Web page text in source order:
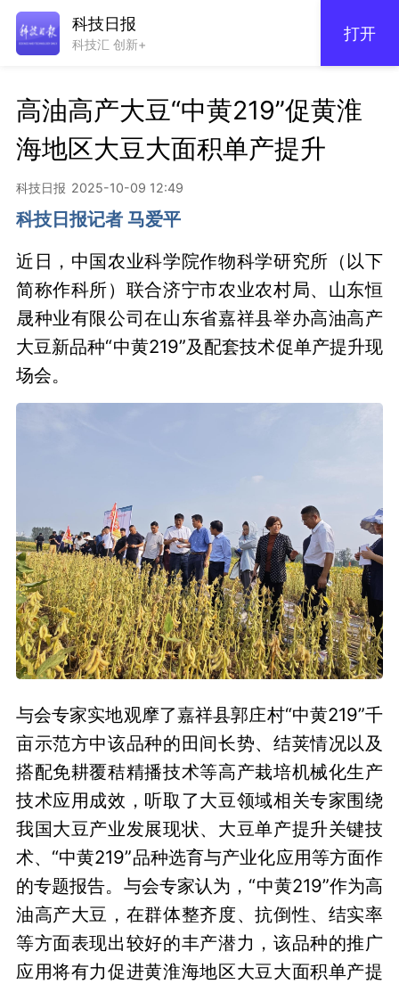
科技日报
科技汇 创新+
打开
高油高产大豆“中黄219”促黄淮
海地区大豆大面积单产提升
科技日报 2025-10-09 12:49
科技日报记者 马爱平
近日，中国农业科学院作物科学研究所（以下
简称作科所）联合济宁市农业农村局、山东恒
晟种业有限公司在山东省嘉祥县举办高油高产
大豆新品种“中黄219”及配套技术促单产提升现
场会。
与会专家实地观摩了嘉祥县郭庄村“中黄219”千
亩示范方中该品种的田间长势、结荚情况以及
搭配免耕覆秸精播技术等高产栽培机械化生产
技术应用成效，听取了大豆领域相关专家围绕
我国大豆产业发展现状、大豆单产提升关键技
术、“中黄219”品种选育与产业化应用等方面作
的专题报告。与会专家认为，“中黄219”作为高
油高产大豆，在群体整齐度、抗倒性、结实率
等方面表现出较好的丰产潜力，该品种的推广
应用将有力促进黄淮海地区大豆大面积单产提